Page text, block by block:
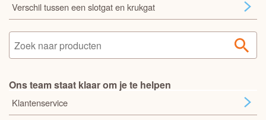
Verschil tussen een slotgat en krukgat
Ons team staat klaar om je te helpen
Klantenservice